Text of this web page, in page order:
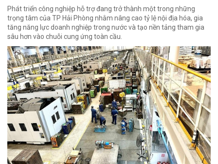
Phát triển công nghiệp hỗ trợ đang trở thành một trong những
trọng tâm của TP Hải Phòng nhằm nâng cao tỷ lệ nội địa hóa, gia
tăng năng lực doanh nghiệp trong nước và tạo nền tảng tham gia
sâu hơn vào chuỗi cung ứng toàn cầu.